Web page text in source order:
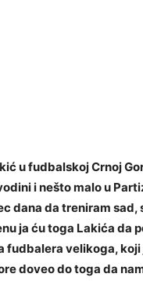
u fudbalskoj Crnoj
i nešto malo u
dana da treniram sad,
ja ću toga Lakića da
fudbalera velikoga, koji
doveo do toga da